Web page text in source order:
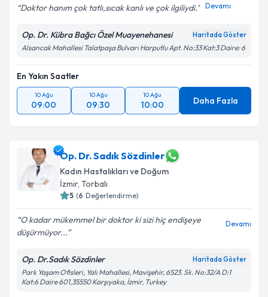
Doktor hanım çok tatlı,sıcak kanlı ve çok ilgiliydi.️ Devamı
Op. Dr. Kübra Bağcı Özel Muayenehanesi Haritada Göster
Alsancak Mahallesi Talatpaşa Bulvarı Harputlu Apt. No:33 Kat:3 Daire: 6
En Yakın Saatler
10 Ağu
09:00
10 Ağu
09:30
10 Ağu
10:00 Daha Fazla
Op. Dr. Sadık Sözdinler
Kadın Hastalıkları ve Doğum
İzmir, Torbalı
5 (6 Değerlendirme)
O kadar mükemmel bir doktor ki sizi hiç endişeye
düşürmüyor...
Devamı
Op. Dr.Sadık Sözdinler Haritada Göster
Park Yaşam Ofisleri, Yalı Mahallesi, Mavişehir, 6523. Sk. No:32/A D:1
Kat:6 Daire 601,35550 Karşıyaka, İzmir, Turkey